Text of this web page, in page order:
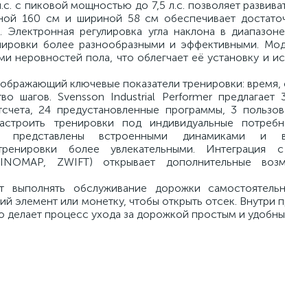
с пиковой мощностью до 7,5 л.с. позволяет
160 см и шириной 58 см обеспечивает
регулировка угла наклона в
более разнообразными и эффективными.
неровностей пола, что облегчает её установку и
ключевые показатели тренировки: время,
шагов. Svensson Industrial Performer предлагает
24 предустановленные программы, 3
тренировки под индивидуальные
представлены встроенными динамиками и
более увлекательными. Интеграция
ZWIFT) открывает дополнительные
обслуживание дорожки
элемент или монетку, чтобы открыть отсек. Внутри
делает процесс ухода за дорожкой простым и